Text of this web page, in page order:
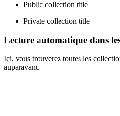
Public collection title
Private collection title
Lecture automatique dans
Ici, vous trouverez toutes les
auparavant.